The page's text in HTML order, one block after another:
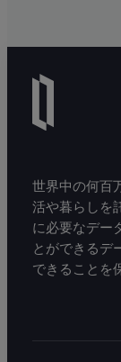
世界中の何百
活や暮らしを
に必要なデー
とができるデ
できることを